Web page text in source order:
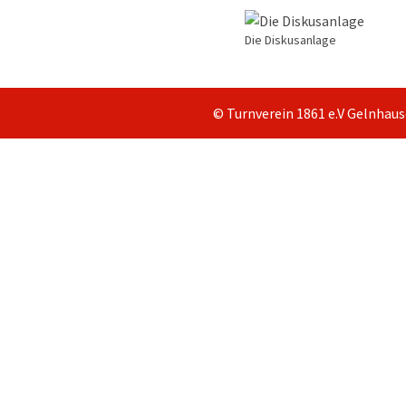
Die Diskusanlage
© Turnverein 1861 e.V